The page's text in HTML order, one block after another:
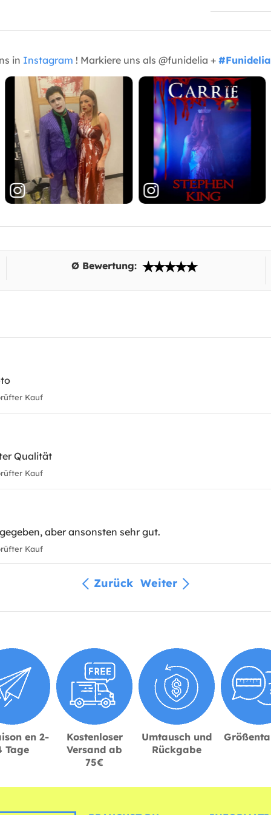
in Instagram ! Markiere uns als @funidelia + #Funidelia
Ø Bewertung:
Kauf
Qualität
Kauf
aber ansonsten sehr gut.
Kauf
Zurück Weiter
en 2-
Tage
Kostenloser
Versand ab
75€
Umtausch und
Rückgabe